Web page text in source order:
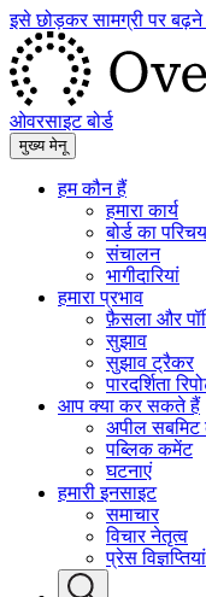
इसे छोड़कर सामग्री पर
ओवरसाइट बोर्ड
मुख्य मेनू
हम कौन हैं
हमारा कार्य
बोर्ड का परिचय
संचालन
भागीदारियां
हमारा प्रभाव
फ़ैसला और
सुझाव
सुझाव ट्रैकर
पारदर्शिता
आप क्या कर सकते हैं
अपील सबमिट
पब्लिक कमेंट
घटनाएं
हमारी इनसाइट
समाचार
विचार नेतृत्व
प्रेस विज्ञप्तियां